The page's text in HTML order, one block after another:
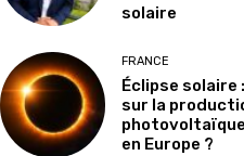
solaire
FRANCE
Éclipse solaire
sur la
en Europe ?